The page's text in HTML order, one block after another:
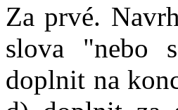
Za prvé.
slova "nebo
doplnit na